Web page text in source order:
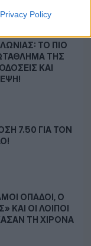
Privacy Policy
ΤΟ ΠΙΟ
ΤΗΣ
ΚΑΙ
7.50 ΓΙΑ ΤΟΝ
ΟΠΑΔΟΊ, Ο
ΚΑΙ ΟΙ ΛΟΙΠΟΊ
ΤΗ ΧΙΡΌΝΑ